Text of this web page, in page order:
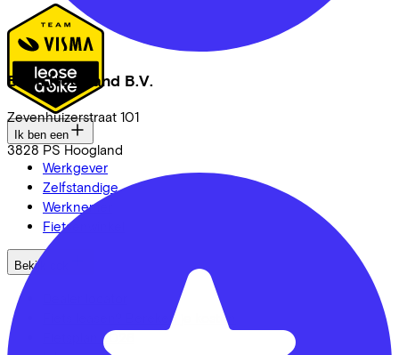
Blom Hoogland B.V.
Zevenhuizerstraat 101
3828 PS Hoogland
Ik ben een
Werkgever
Zelfstandige
Werknemer
Fietsenwinkel
Bekijk ook
Fiets leasen? Bereken je kosten
Fietsplan 2026